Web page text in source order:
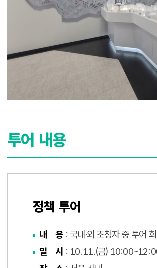
투어 내용
정책 투어
내 용 : 국내․외 초청자 중 투어
일 시 : 10.11.(금)